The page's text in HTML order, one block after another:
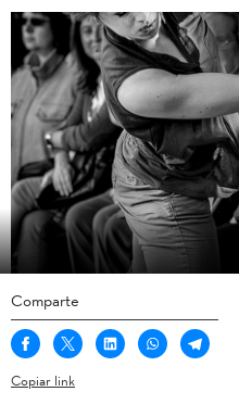
Comparte
Copiar link